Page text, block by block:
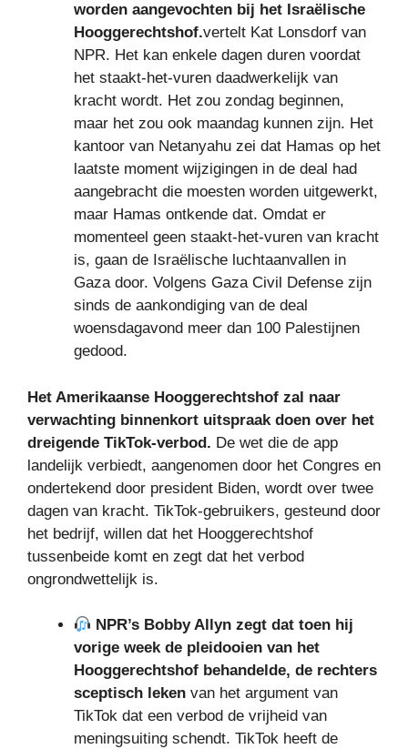
worden aangevochten bij het Israëlische
Hooggerechtshof.vertelt Kat Lonsdorf van
NPR. Het kan enkele dagen duren voordat
het staakt-het-vuren daadwerkelijk van
kracht wordt. Het zou zondag beginnen,
maar het zou ook maandag kunnen zijn. Het
kantoor van Netanyahu zei dat Hamas op het
laatste moment wijzigingen in de deal had
aangebracht die moesten worden uitgewerkt,
maar Hamas ontkende dat. Omdat er
momenteel geen staakt-het-vuren van kracht
is, gaan de Israëlische luchtaanvallen in
Gaza door. Volgens Gaza Civil Defense zijn
sinds de aankondiging van de deal
woensdagavond meer dan 100 Palestijnen
gedood.
Het Amerikaanse Hooggerechtshof zal naar
verwachting binnenkort uitspraak doen over het
dreigende TikTok-verbod. De wet die de app
landelijk verbiedt, aangenomen door het Congres en
ondertekend door president Biden, wordt over twee
dagen van kracht. TikTok-gebruikers, gesteund door
het bedrijf, willen dat het Hooggerechtshof
tussenbeide komt en zegt dat het verbod
ongrondwettelijk is.
NPR’s Bobby Allyn zegt dat toen hij
vorige week de pleidooien van het
Hooggerechtshof behandelde, de rechters
sceptisch leken van het argument van
TikTok dat een verbod de vrijheid van
meningsuiting schendt. TikTok heeft de